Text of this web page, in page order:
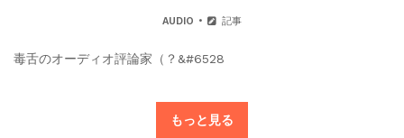
AUDIO 記事
毒舌のオーディオ評論家（？&#6528
もっと見る